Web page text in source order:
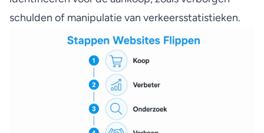
schulden of manipulatie van verkeersstatistieken.